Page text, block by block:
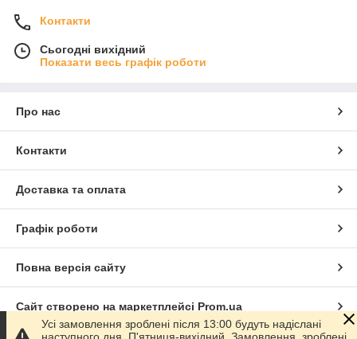
Контакти
Сьогодні вихідний
Показати весь графік роботи
Про нас
Контакти
Доставка та оплата
Графік роботи
Повна версія сайту
Сайт створено на маркетплейсі Prom.ua
Усі замовлення зроблені після 13:00 будуть надіслані